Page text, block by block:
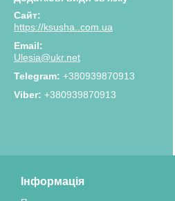
https://ksusha..com.ua
Ulesia@ukr.net
+380939870913
+380939870913
Інформація